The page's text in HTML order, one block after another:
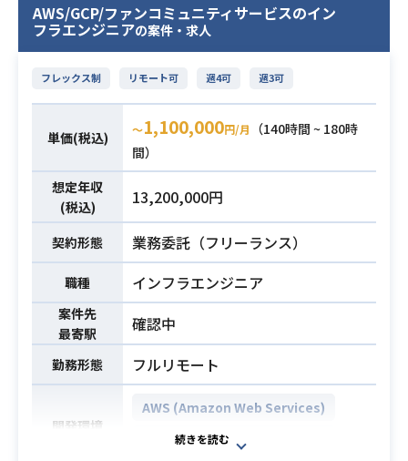
業務内容
JiraやRedmineと連携し、プロジェ
クト管理や品質管理の業務を自律的
にサポート・自動化する
担当していただきます。
【仕事内容】
す。
・AWS上でのAI駆動開発基盤の構築
およびリプレイス
・JiraやRedmineへのAIエージェン
トの組み込み、API連携、Slack等へ
の自動通知（n8n等のワークフロー連
携）の実装
・課題抽出、スケジュール策定、お
よび進捗管理の実施
・要件や仕様の英語ドキュメント作
成および海外チームへの実装指示の
AWS/GCP/ファンコミュニティサービスのイン
フラエンジニアの案件・求人
フレックス制 リモート可 週4可 週3可
単価(税込) 〜1,100,000円/月
（140時間 ~ 180時
間）
想定年収
(税込)
13,200,000円
契約形態 業務委託（フリーランス）
職種 インフラエンジニア
案件先
最寄駅
確認中
勤務形態 フルリモート
開発環境
AWS (Amazon Web Services)
GCP (Google Cloud Platform)